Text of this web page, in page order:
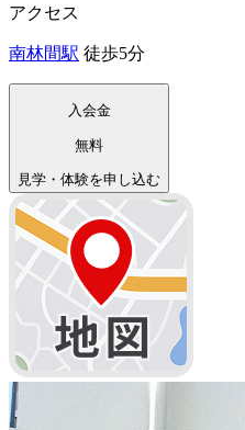
アクセス
南林間駅 徒歩5分
入会金
無料
見学・体験を申し込む